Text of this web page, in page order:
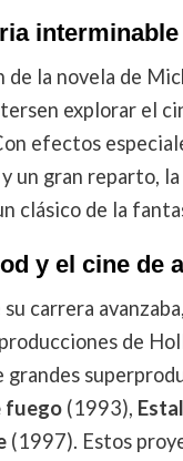
interminable
de la novela de
explorar el
efectos
un gran reparto,
clásico de la
y el cine de
carrera
de
grandes
fuego(1993),
(1997). Estos